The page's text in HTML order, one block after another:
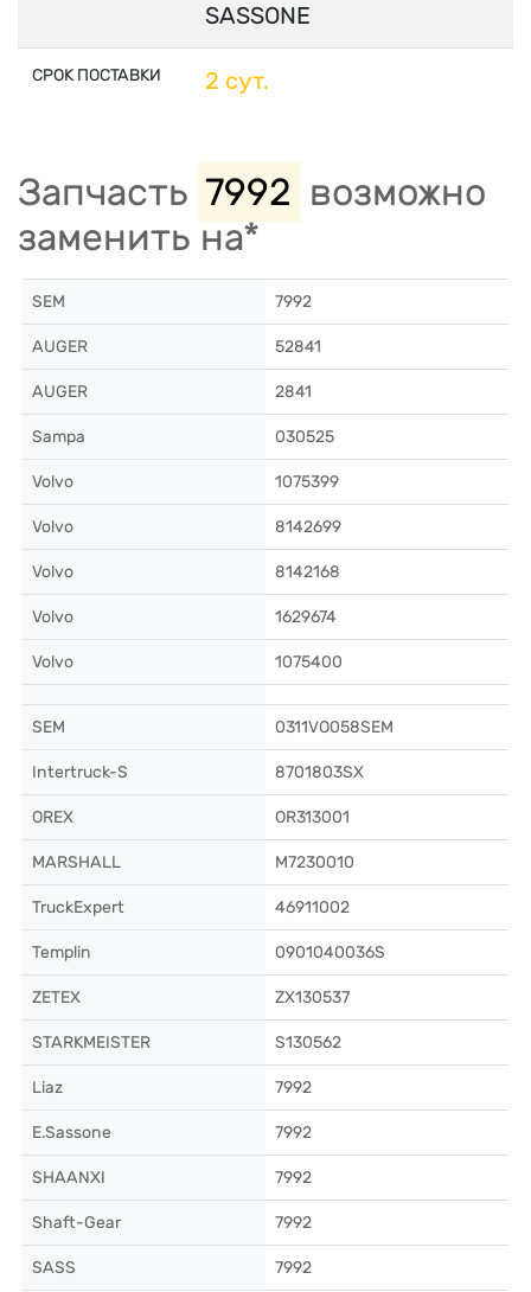
SASSONE
СРОК ПОСТАВКИ 2 сут.
Запчасть 7992 возможно
заменить на*
SEM 7992
AUGER 52841
AUGER 2841
Sampa 030525
Volvo 1075399
Volvo 8142699
Volvo 8142168
Volvo 1629674
Volvo 1075400
SEM 0311VO058SEM
Intertruck-S 8701803SX
OREX OR313001
MARSHALL M7230010
TruckExpert 46911002
Templin 0901040036S
ZETEX ZX130537
STARKMEISTER S130562
Liaz 7992
E.Sassone 7992
SHAANXI 7992
Shaft-Gear 7992
SASS 7992